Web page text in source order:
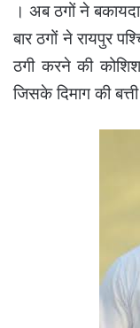
। अब ठगों ने
बार ठगों ने रायपुर
ठगी करने की
जिसके दिमाग की